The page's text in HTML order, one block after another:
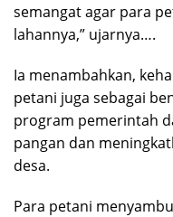
semangat agar para
lahannya,” ujarnya….
Ia menambahkan,
petani juga sebagai
program pemerintah
pangan dan
desa.
Para petani